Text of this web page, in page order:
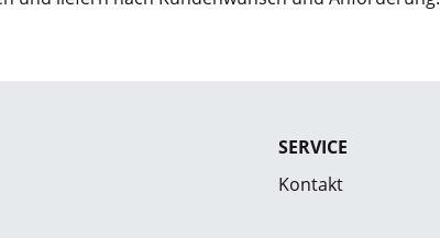
SERVICE
Kontakt